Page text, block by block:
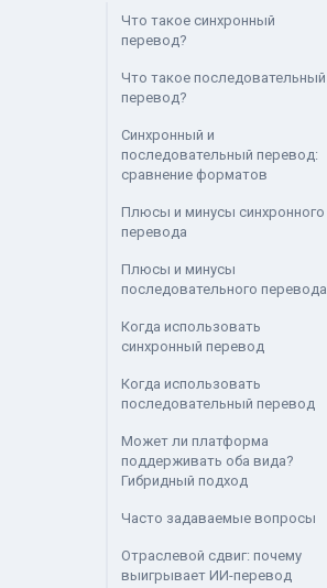
Что такое синхронный
перевод?
Что такое последовательный
перевод?
Синхронный и
последовательный перевод:
сравнение форматов
Плюсы и минусы синхронного
перевода
Плюсы и минусы
последовательного перевода
Когда использовать
синхронный перевод
Когда использовать
последовательный перевод
Может ли платформа
поддерживать оба вида?
Гибридный подход
Часто задаваемые вопросы
Отраслевой сдвиг: почему
выигрывает ИИ-перевод